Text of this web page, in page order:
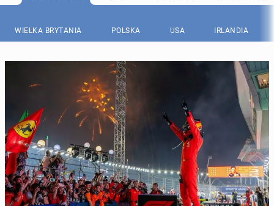
WIELKA BRYTANIA POLSKA USA IRLANDIA